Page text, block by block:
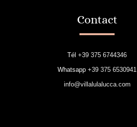
Contact
Tél +39 375 6744346
Whatsapp +39 375 6530941
info@villalulalucca.com